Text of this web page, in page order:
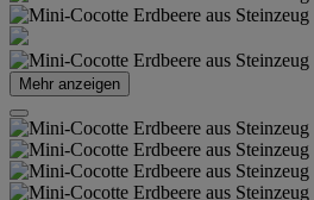
Mehr anzeigen